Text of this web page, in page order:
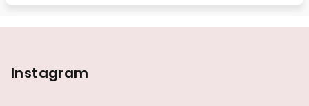
Instagram